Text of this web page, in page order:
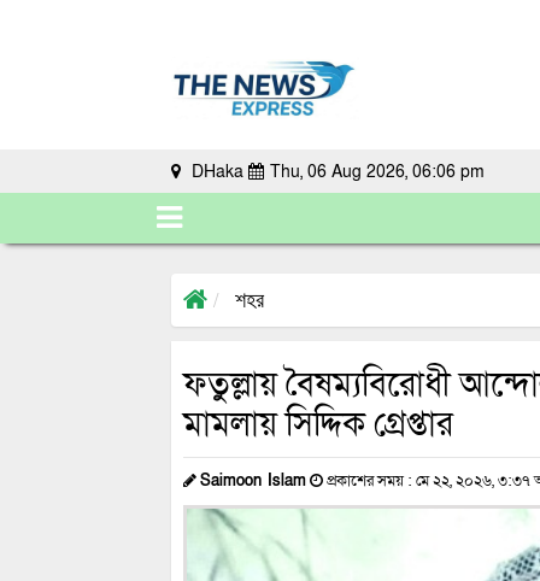
DHaka Thu, 06 Aug 2026, 06:06 pm
শহর
ফতুল্লায় বৈষম্যবিরোধী
মামলায় সিদ্দিক গ্রেপ্তার
Saimoon Islam প্রকাশের সময় : মে ২২, ২০২৬, ৩:৩৭